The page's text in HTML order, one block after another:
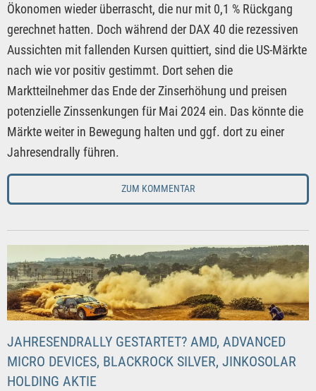
Ökonomen wieder überrascht, die nur mit 0,1 % Rückgang
gerechnet hatten. Doch während der DAX 40 die rezessiven
Aussichten mit fallenden Kursen quittiert, sind die US-Märkte
nach wie vor positiv gestimmt. Dort sehen die
Marktteilnehmer das Ende der Zinserhöhung und preisen
potenzielle Zinssenkungen für Mai 2024 ein. Das könnte die
Märkte weiter in Bewegung halten und ggf. dort zu einer
Jahresendrally führen.
ZUM KOMMENTAR
JAHRESENDRALLY GESTARTET? AMD, ADVANCED
MICRO DEVICES, BLACKROCK SILVER, JINKOSOLAR
HOLDING AKTIE